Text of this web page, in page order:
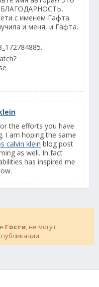
БЛАГОДАРНОСТЬ.
с именем Гафта.
и меня, и Гафта.
the efforts you have
I am hoping the same
calvin klein blog post
as well. In fact
has inspired me
Гости, не могут